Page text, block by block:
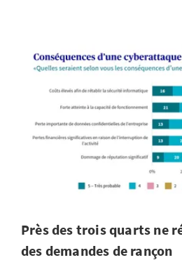
Près des trois quarts ne
des demandes de rançon